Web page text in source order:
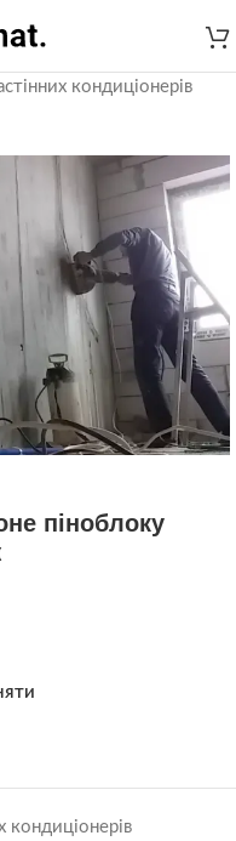
кондиціонерів
піноблоку
кондиціонерів